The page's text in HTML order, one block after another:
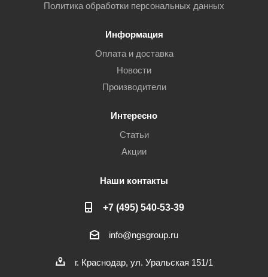
Политика обработки персональных данных
Информация
Оплата и доставка
Новости
Производители
Интересно
Статьи
Акции
Наши контакты
+7 (495) 540-53-39
info@ngsgroup.ru
г. Краснодар, ул. Уральская 151/1